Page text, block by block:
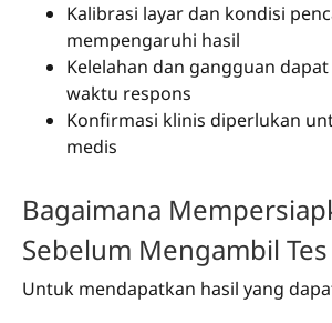
Kalibrasi layar dan kondisi
mempengaruhi hasil
Kelelahan dan gangguan
waktu respons
Konfirmasi klinis diperlukan
medis
Bagaimana
Sebelum Mengambil Tes
Untuk mendapatkan hasil yang